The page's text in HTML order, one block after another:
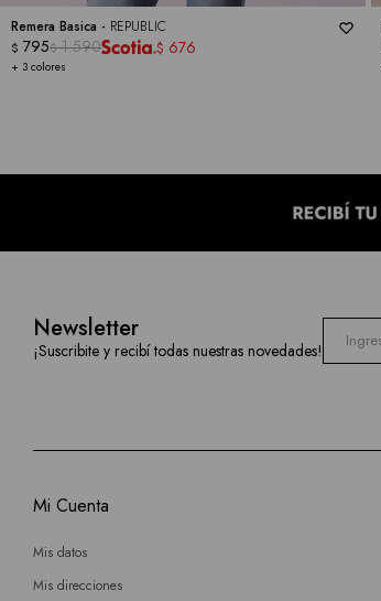
Remera Basica - REPUBLIC
+ 3 colores
$ 795$ 1.590 $ 676
Newsletter
¡Suscribite y recibí todas nuestras novedades!
Mi Cuenta
Mis datos
Mis direcciones